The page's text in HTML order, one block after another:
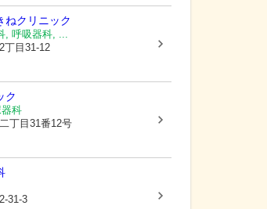
ねクリニック
, 呼吸器科, ...
丁目31-12
ク
科
丁目31番12号
31-3